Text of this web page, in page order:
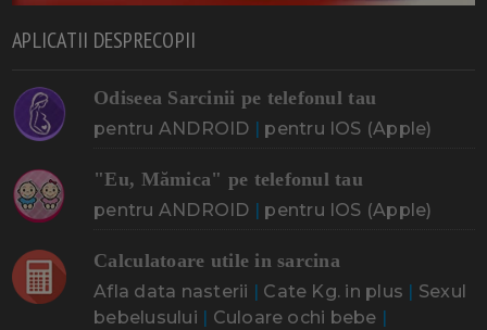
APLICATII DESPRECOPII
Odiseea Sarcinii pe telefonul tau
pentru ANDROID pentru IOS (Apple)
"Eu, Mămica" pe telefonul tau
pentru ANDROID pentru IOS (Apple)
Calculatoare utile in sarcina
Afla data nasterii Cate Kg. in plus
Sexul
bebelusului
Culoare ochi bebe